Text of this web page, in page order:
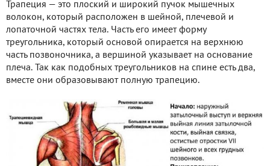
Трапеция — это плоский и широкий пучок мышечных
волокон, который расположен в шейной, плечевой и
лопаточной частях тела. Часть его имеет форму
треугольника, который основой опирается на верхнюю
часть позвоночника, а вершиной указывает на основание
плеча. Так как подобных треугольников на спине есть два,
вместе они образовывают полную трапецию.